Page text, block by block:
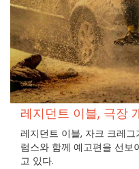
레지던트 이블, 극장
레지던트 이블, 자크 크레
럼스와 함께 예고편을 선보
고 있다.